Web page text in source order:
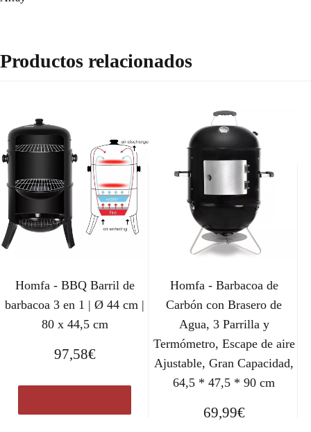
Productos relacionados
Homfa - BBQ Barril de
barbacoa 3 en 1 | Ø 44 cm |
80 x 44,5 cm
97,58€
Homfa - Barbacoa de
Carbón con Brasero de
Agua, 3 Parrilla y
Termómetro, Escape de aire
Ajustable, Gran Capacidad,
64,5 * 47,5 * 90 cm
69,99€